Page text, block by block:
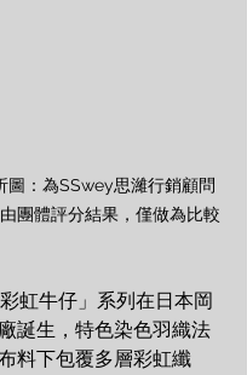
圖：為SSwey思濰行銷顧問
團體評分結果，僅做為比較
虹牛仔」系列在日本岡
誕生，特色染色羽織法
料下包覆多層彩虹纖